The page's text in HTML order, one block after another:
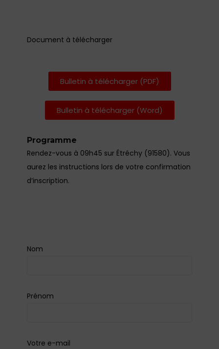
Document à télécharger
Bulletin à télécharger (PDF)
Bulletin à télécharger (Word)
Programme
Rendez-vous à 09h45 sur Étréchy (91580). Vous
aurez les instructions lors de votre confirmation
d’inscription.
Nom
Prénom
Votre e-mail